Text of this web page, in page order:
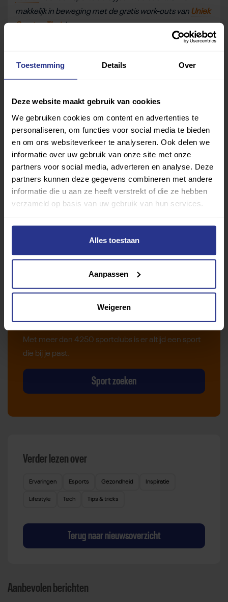
Toestemming Details Over
Deze website maakt gebruik van cookies
We gebruiken cookies om content en advertenties te
personaliseren, om functies voor social media te bieden
en om ons websiteverkeer te analyseren. Ook delen we
informatie over uw gebruik van onze site met onze
partners voor social media, adverteren en analyse. Deze
partners kunnen deze gegevens combineren met andere
informatie die u aan ze heeft verstrekt of die ze hebben
verzameld op basis van uw gebruik van hun services.
Alles toestaan
Aanpassen
Weigeren
makkelijk in beweging met de gratis work-outs van Uniek
Sporten Thuis!
Vind jouw sport
Van atletiek tot zwemmen: met onze Sportzoeker
Met meer dan 4250 sportclubs is er altijd een sport
die bij je past.
Sport zoeken
Verder lezen over
Ervaringen Esports Gezondheid Inspiratie
Lifestyle Tech Tips & tricks
Terug naar nieuwsoverzicht
Aanbevolen berichten